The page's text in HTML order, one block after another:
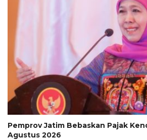
Pemprov Jatim Bebaskan Pajak
Agustus 2026